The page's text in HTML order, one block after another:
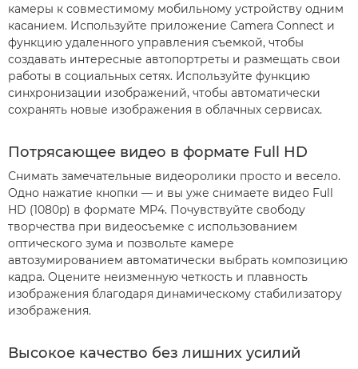
камеры к совместимому мобильному устройству одним
касанием. Используйте приложение Camera Connect и
функцию удаленного управления съемкой, чтобы
создавать интересные автопортреты и размещать свои
работы в социальных сетях. Используйте функцию
синхронизации изображений, чтобы автоматически
сохранять новые изображения в облачных сервисах.
Потрясающее видео в формате Full HD
Снимать замечательные видеоролики просто и весело.
Одно нажатие кнопки — и вы уже снимаете видео Full
HD (1080p) в формате MP4. Почувствуйте свободу
творчества при видеосъемке с использованием
оптического зума и позвольте камере
автозумированием автоматически выбрать композицию
кадра. Оцените неизменную четкость и плавность
изображения благодаря динамическому стабилизатору
изображения.
Высокое качество без лишних усилий